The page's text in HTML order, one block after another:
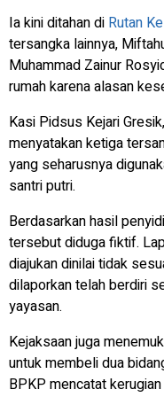
Ia kini ditahan di Rutan
tersangka lainnya,
Muhammad Zainur
rumah karena alasan
Kasi Pidsus Kejari
menyatakan ketiga
yang seharusnya
santri putri.
Berdasarkan hasil
tersebut diduga fiktif.
diajukan dinilai tidak
dilaporkan telah berdiri
yayasan.
Kejaksaan juga
untuk membeli dua
BPKP mencatat